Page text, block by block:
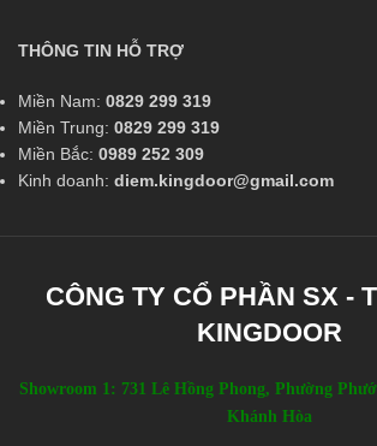
THÔNG TIN HỖ TRỢ
Miền Nam: 0829 299 319
Miền Trung: 0829 299 319
Miền Bắc: 0989 252 309
Kinh doanh: diem.kingdoor@gmail.com
CÔNG TY CỔ PHẦN SX -
KINGDOOR
Showroom 1: 731 Lê Hồng Phong, Phường
Khánh Hòa